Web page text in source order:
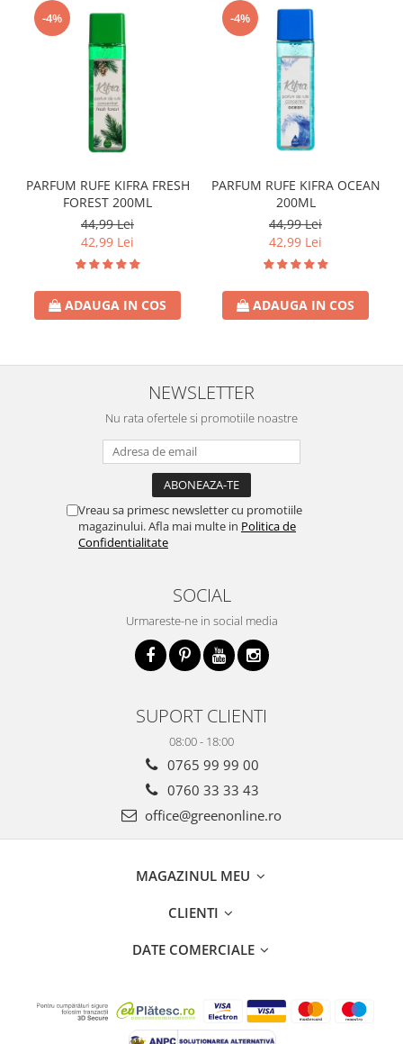
Birotica & Papetarie
Adezivi & Benzi adezive
Articole & Accesorii Birou
Becuri & Baterii
Lumanari & Candele
-4%
PARFUM RUFE KIFRA FRESH
FOREST 200ML
44,99 Lei
42,99 Lei
ADAUGA IN COS
-4%
PARFUM RUFE KIFRA OCEAN
200ML
44,99 Lei
42,99 Lei
ADAUGA IN COS
NEWSLETTER
Nu rata ofertele si promotiile noastre
Vreau sa primesc newsletter cu promotiile
magazinului. Afla mai multe in Politica de
Confidentialitate
SOCIAL
Urmareste-ne in social media
SUPORT CLIENTI
08:00 - 18:00
0765 99 99 00
0760 33 33 43
office@greenonline.ro
MAGAZINUL MEU
CLIENTI
DATE COMERCIALE